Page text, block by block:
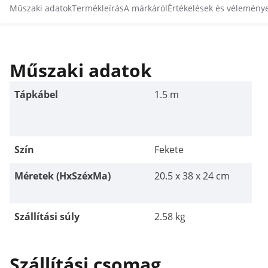
Műszaki adatokTermékleírásA márkárólÉrtékelések és
Műszaki adatok
Tápkábel 1.5 m
Szín
Fekete
Méretek (HxSzéxMa)
20.5 x 38 x 24 cm
Szállítási súly 2.58 kg